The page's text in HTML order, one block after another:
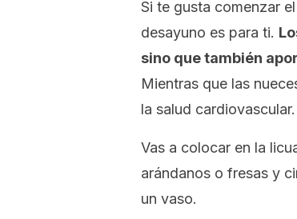
Si te gusta comenzar
desayuno es para ti.
sino que también
Mientras que las
la salud cardiovascular.
Vas a colocar en la
arándanos o fresas y
un vaso.